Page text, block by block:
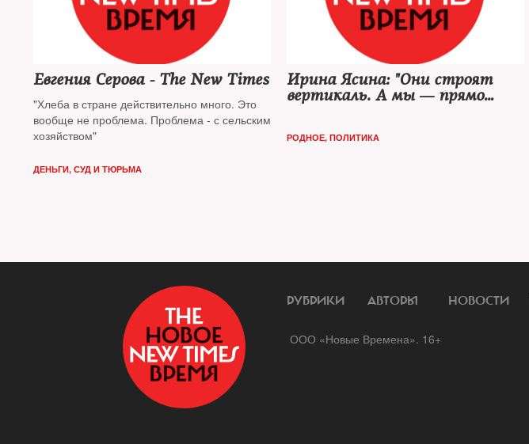
Евгения Серова - The New Times
"Хлеба в стране действительно много. Это
вообще не проблема. Проблема - с сельским
хозяйством"
ДЕНЬГИ, СУД И ТЮРЬМА
Ирина Ясина: "Они строят
вертикаль. А мы — прямо
РОДНОЕ, ПОЛИТИКА
РУБРИКИ АВТОРЫ НОВОСТИ
ООО «Новые Времена». 16+